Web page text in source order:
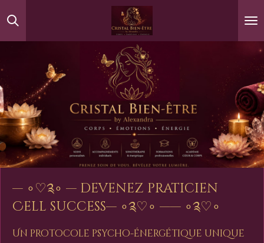
Passer
— ∘♡༉∘ — devenez praticien
Cell success— ∘༉♡∘ —— ∘༉♡∘
Un protocole psycho-énergétique unique